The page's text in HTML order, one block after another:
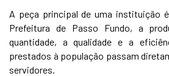
A peça principal de uma instituição
Prefeitura de Passo Fundo, a
quantidade, a qualidade e a
prestados à população passam
servidores.